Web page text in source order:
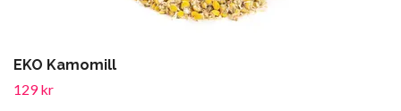
EKO Kamomill
129 kr